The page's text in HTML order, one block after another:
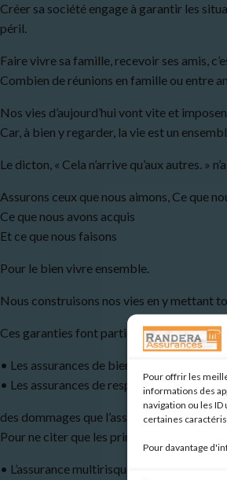
Pour offrir les
informations des
navigation ou les
certaines
Pour davantage
Créer sa société engage à garantir les
péril.
Faire vivre sa famille, recevoir ses amis,
Combien de réunions en famille ou entre
Nos vies d’aujourd’hui vont vite et
Car, à bien y regarder, la vie est un
Le dicton, « Cela n’arrive qu’aux autres. »
Assurons ceux que nous aimons, Ce que
Ce que nous avons acquis
Et ce que nous faisons
Pour le bien vivre ensemble.
Nous construisons nos vies en y mettant
Ces garanties font partie des assurances
• Les assurances de biens (de choses)
• Les assurances de responsabilités
des dommages que l’assuré peut causer à
Pour ne citer que les principales
• L’assurance multirisque habitation